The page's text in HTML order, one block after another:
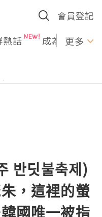
會員登記
熱話 成為U更多
반딧불축제)
，這裡的螢
國唯一被指